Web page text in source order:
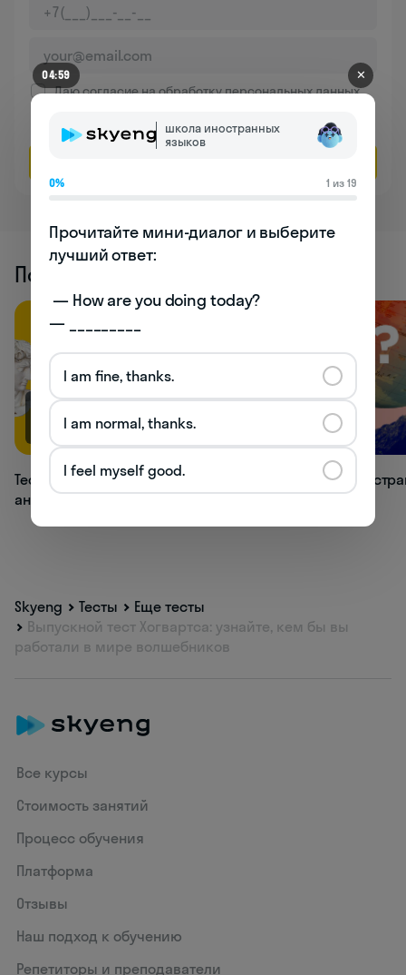
Даю согласие на обработкуперсональных данных
Соглашаюсь на получение рекламы
Похожие статьи
66.9K
Тест: как хорошо вы знаете времена
английского языка?
33K
Тест: в какой
Skyeng Тесты
Еще тесты
Выпускной тест Хогвартса: узнайте, кем бы вы
работали в мире волшебников
Все курсы
Стоимость занятий
Процесс обучения
Платформа
Отзывы
Наш подход к обучению
Репетиторы и преподаватели
04:59 ✕
школа иностранных
языков
0% 1 из 19
Прочитайте мини-диалог и выберите
лучший ответ:
— _________
I am fine, thanks.
I am normal, thanks.
I feel myself good.